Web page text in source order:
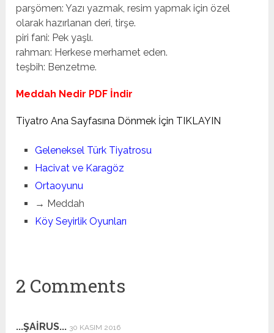
parşömen: Yazı yazmak, resim yapmak için özel
olarak hazırlanan deri, tirşe.
piri fani: Pek yaşlı.
rahman: Herkese merhamet eden.
teşbih: Benzetme.
Meddah Nedir PDF İndir
Tiyatro Ana Sayfasına Dönmek İçin TIKLAYIN
Geleneksel Türk Tiyatrosu
Hacivat ve Karagöz
Ortaoyunu
→ Meddah
Köy Seyirlik Oyunları
2 Comments
...ŞAİRUS... 30 KASIM 2016